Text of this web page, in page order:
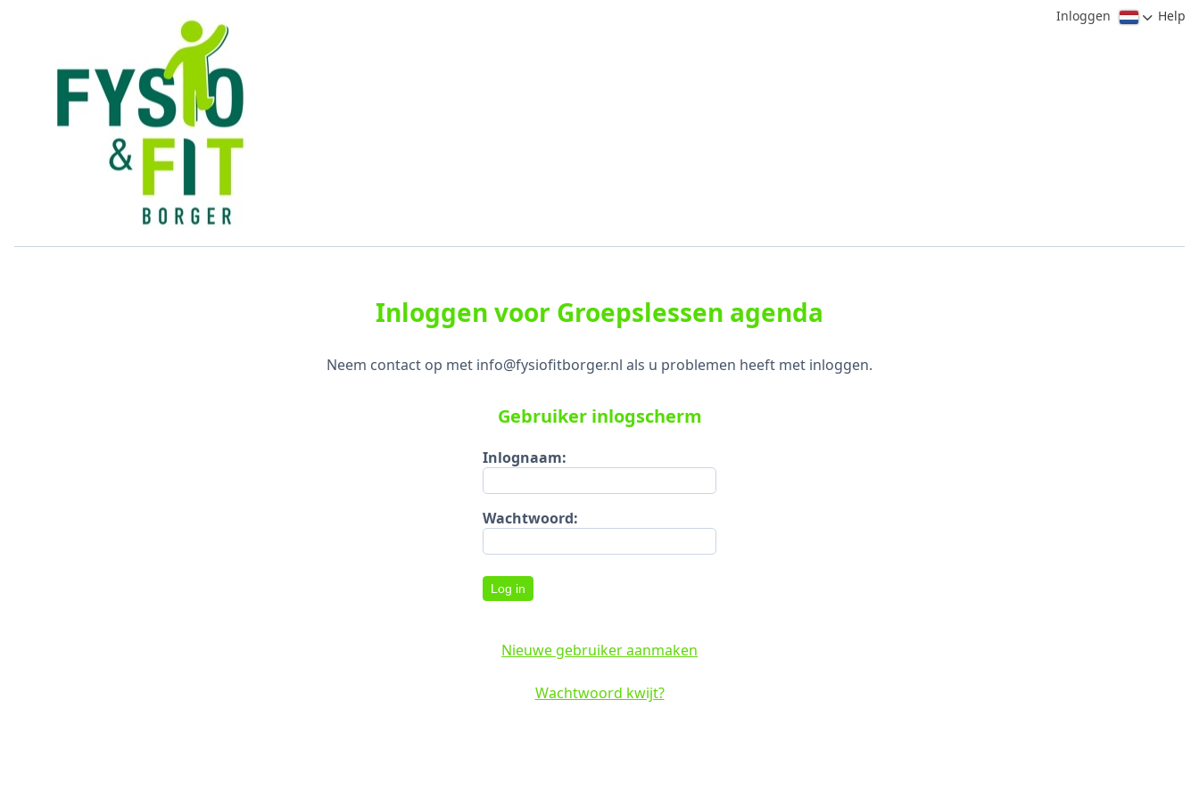
Inloggen Help
Inloggen voor Groepslessen agenda
Neem contact op met info@fysiofitborger.nl als u problemen heeft met inloggen.
Gebruiker inlogscherm
Inlognaam:
Wachtwoord:
Log in
Nieuwe gebruiker aanmaken
Wachtwoord kwijt?